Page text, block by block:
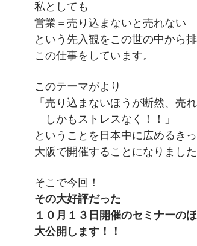
私としても
営業＝売り込まないと売れない
という先入観をこの世の中から
この仕事をしています。
このテーマがより
「売り込まないほうが断然、売
しかもストレスなく！！」
ということを日本中に広めるき
大阪で開催することになりました
そこで今回！
その大好評だった
１０月１３日開催のセミナーの
大公開します！！